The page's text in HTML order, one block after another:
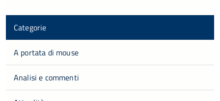
Categorie
A portata di mouse
Analisi e commenti